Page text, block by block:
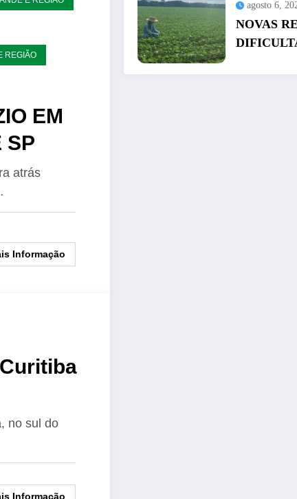
REGIÃO
EM
SP
atrás
Informação
no sul do
Informação
agosto 6,
NOVAS